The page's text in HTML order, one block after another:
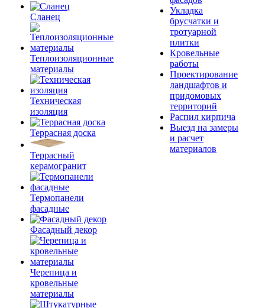
Сланец
Теплоизоляционные
материалы
Техническая
изоляция
Террасная доска
Террасный
керамогранит
Термопанели
фасадные
Фасадный декор
Черепица и
кровельные
материалы
Укладка
брусчатки и
тротуарной
плитки
Кровельные
работы
Проектирование
ландшафтов и
придомовых
территорий
Распил кирпича
Выезд на замеры
и расчет
материалов